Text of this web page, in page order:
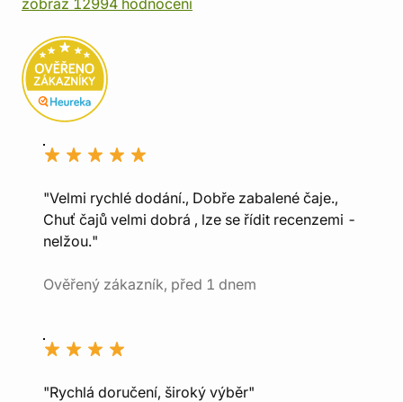
zobraz 12994 hodnocení
"Velmi rychlé dodání., Dobře zabalené čaje.,
Chuť čajů velmi dobrá , lze se řídit recenzemi -
nelžou."
Ověřený zákazník, před 1 dnem
"Rychlá doručení, široký výběr"